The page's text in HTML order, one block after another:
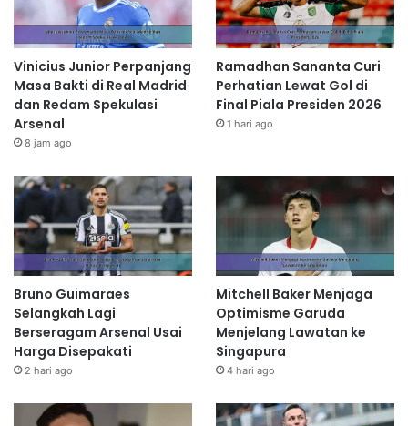
Vinicius Junior Perpanjang
Masa Bakti di Real Madrid
dan Redam Spekulasi
Arsenal
8 jam ago
Ramadhan Sananta Curi
Perhatian Lewat Gol di
Final Piala Presiden 2026
1 hari ago
Bruno Guimaraes
Selangkah Lagi
Berseragam Arsenal Usai
Harga Disepakati
2 hari ago
Mitchell Baker Menjaga
Optimisme Garuda
Menjelang Lawatan ke
Singapura
4 hari ago